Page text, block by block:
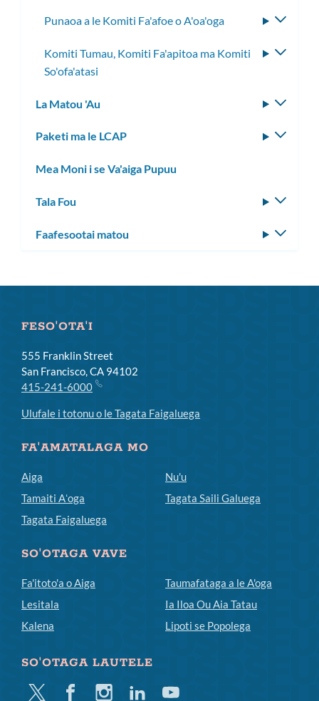
Punaoa a le Komiti Fa'afoe o A'oa'oga
Komiti Tumau, Komiti Fa'apitoa ma Komiti
So'ofa'atasi
La Matou 'Au
Paketi ma le LCAP
Mea Moni i se Va'aiga Pupuu
Tala Fou
Faafesootai matou
laiti
FESO'OTA'I
555 Franklin Street
San Francisco, CA 94102
415-241-6000
Ulufale i totonu o le Tagata Faigaluega
FA'AMATALAGA MO
Aiga
Tamaiti Aʻoga
Tagata Faigaluega
Nu'u
Tagata Saili Galuega
SO'OTAGA VAVE
Fa'itoto'a o Aiga
Lesitala
Kalena
Taumafataga a le A'oga
Ia Iloa Ou Aia Tatau
Lipoti se Popolega
SO'OTAGA LAUTELE
Twitter FacebookInstagramLinkedinYoutube